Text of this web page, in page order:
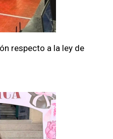
respecto a la ley de